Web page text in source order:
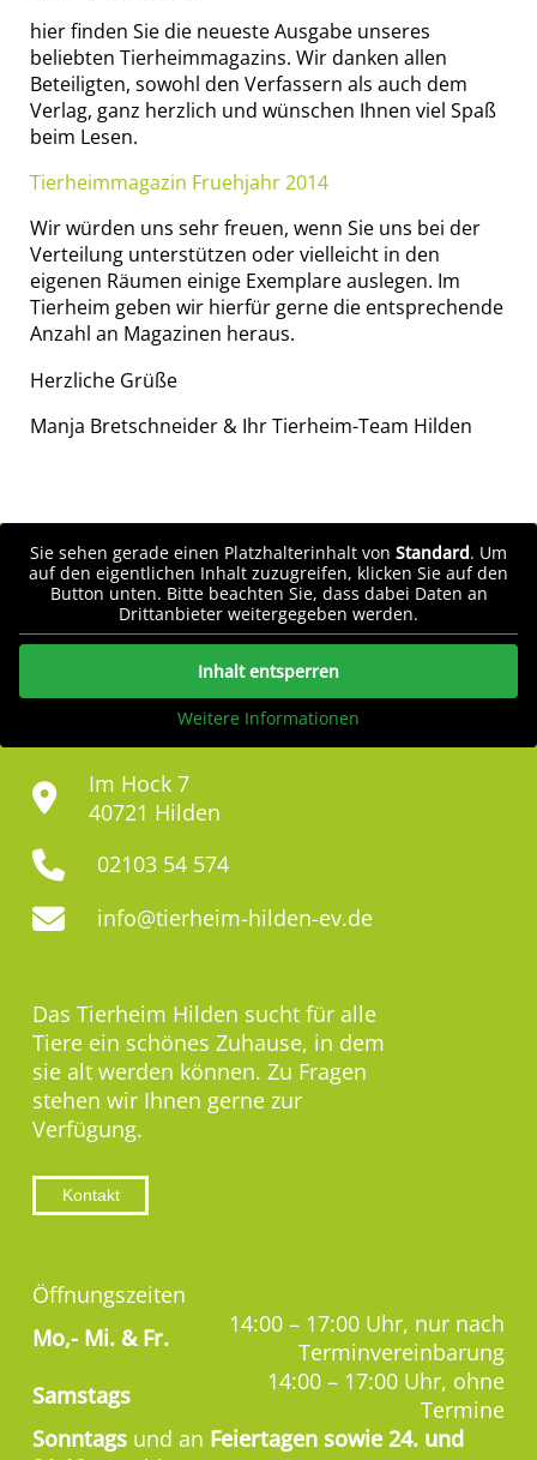
hier finden Sie die neueste Ausgabe unseres
beliebten Tierheimmagazins. Wir danken allen
Beteiligten, sowohl den Verfassern als auch dem
Verlag, ganz herzlich und wünschen Ihnen viel Spaß
beim Lesen.
Tierheimmagazin Fruehjahr 2014
Wir würden uns sehr freuen, wenn Sie uns bei der
Verteilung unterstützen oder vielleicht in den
eigenen Räumen einige Exemplare auslegen. Im
Tierheim geben wir hierfür gerne die entsprechende
Anzahl an Magazinen heraus.
Herzliche Grüße
Manja Bretschneider & Ihr Tierheim-Team Hilden
Sie sehen gerade einen Platzhalterinhalt von Standard. Um
auf den eigentlichen Inhalt zuzugreifen, klicken Sie auf den
Button unten. Bitte beachten Sie, dass dabei Daten an
Drittanbieter weitergegeben werden.
Inhalt entsperren
Weitere Informationen
Im Hock 7
40721 Hilden
02103 54 574
info@tierheim-hilden-ev.de
Das Tierheim Hilden sucht für alle
Tiere ein schönes Zuhause, in dem
sie alt werden können. Zu Fragen
stehen wir Ihnen gerne zur
Verfügung.
Kontakt
Öffnungszeiten
Mo,- Mi. & Fr.
14:00 – 17:00 Uhr, nur nach
Terminvereinbarung
Samstags
14:00 – 17:00 Uhr, ohne
Termine
Sonntags und an Feiertagen sowie 24. und